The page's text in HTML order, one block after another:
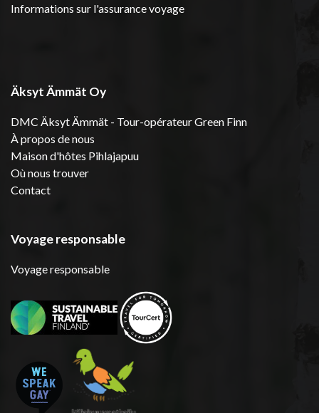
Informations sur l'assurance voyage
Äksyt Ämmät Oy
DMC Äksyt Ämmät - Tour-opérateur Green Finn
À propos de nous
Maison d'hôtes Pihlajapuu
Où nous trouver
Contact
Voyage responsable
Voyage responsable